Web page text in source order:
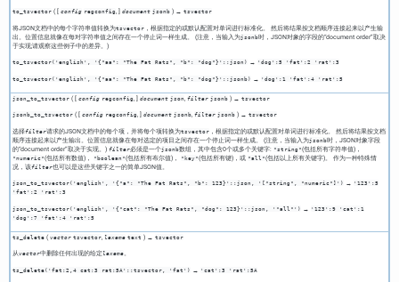
to_tsvector( [ config regconfig, ] document jsonb) → tsvector
将JSON文档中的每个字符串值转换为tsvector，根据指定的或默认配置对单词进行标准化。 然后将结果按文档顺序连接起来以产生输
出。位置信息就像在每对字符串值之间存在一个停止词一样生成。 (注意，当输入为jsonb时，JSON对象的字段的“document order”取决
于实现;请观察这些例子中的差异。)
to_tsvector('english', '{"aa": "The Fat Rats", "b": "dog"}'::json) → 'dog':5 'fat':2 'rat':3
to_tsvector('english', '{"aa": "The Fat Rats", "b": "dog"}'::jsonb) → 'dog':1 'fat':4 'rat':5
json_to_tsvector( [ config regconfig ] document json filter jsonb) → tsvector
jsonb_to_tsvector( [ config regconfig, ] document jsonb, filter jsonb) → tsvector
选择filter请求的JSON文档中的每个项，并将每个项转换为tsvector，根据指定的或默认配置对单词进行标准化。 然后将结果按文档
顺序连接起来以产生输出。位置信息就像在每对选定的项目之间存在一个停止词一样生成。 (注意，当输入为jsonb时，JSON对象字段
的“document order”取决于实现。) filter必须是一个jsonb数组，其中包含0个或多个关键字: "string"(包括所有字符串值)，
"numeric"(包括所有数值)， "boolean"(包括所有布尔值)， "key"(包括所有键)，或 "all"(包括以上所有关键字)。 作为一种特殊情
况，该filter也可以是这些关键字之一的简单JSON值。
json_to_tsvector('english', '{"a": "The Fat Rats", "b": 123}'::json, '["string", "numeric"]') → '123':5
'fat':2 'rat':3
json_to_tsvector('english', '{"cat": "The Fat Rats", "dog": 123}'::json, '"all"') → '123':9 'cat':1
'dog':7 'fat':4 'rat':5
ts_delete( vector tsvector, lexeme text ) → tsvector
从vector中删除任何出现的给定lexeme。
ts_delete('fat:2,4 cat:3 rat:5A'::tsvector, 'fat') → 'cat':3 'rat':5A